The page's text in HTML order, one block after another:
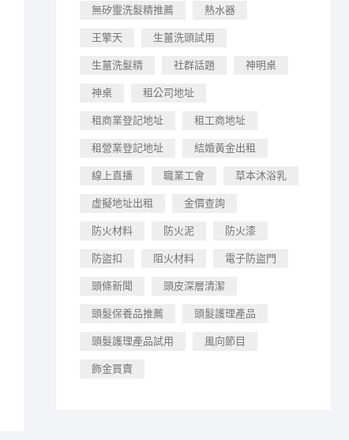
無矽靈洗髮精推薦 熱水器
王擎天 生薑洗頭試用
生薑洗髮精 社群話題 神明桌
神桌 租公司地址
租商業登記地址 租工商地址
租營業登記地址 結婚黃金出租
線上直播 職業工會 草本沐浴乳
虛擬地址出租 金價查詢
防火材料 防火泥 防火漆
防盜扣 阻火材料 電子防盜門
頭條新聞 頭皮深層清潔
頭髮保養品推薦 頭髮護理產品
頭髮護理產品試用 風向節目
飾金買賣